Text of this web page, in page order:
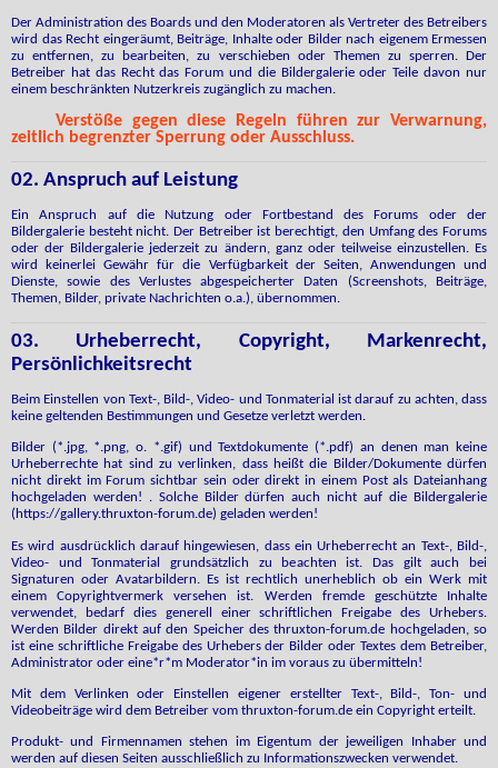
Der Administration des Boards und den Moderatoren als Vertreter des Betreibers
wird das Recht eingeräumt, Beiträge, Inhalte oder Bilder nach eigenem Ermessen
zu entfernen, zu bearbeiten, zu verschieben oder Themen zu sperren. Der
Betreiber hat das Recht das Forum und die Bildergalerie oder Teile davon nur
einem beschränkten Nutzerkreis zugänglich zu machen.
Verstöße gegen diese Regeln führen zur Verwarnung,
zeitlich begrenzter Sperrung oder Ausschluss.
02. Anspruch auf Leistung
Ein Anspruch auf die Nutzung oder Fortbestand des Forums oder der
Bildergalerie besteht nicht. Der Betreiber ist berechtigt, den Umfang des Forums
oder der Bildergalerie jederzeit zu ändern, ganz oder teilweise einzustellen. Es
wird keinerlei Gewähr für die Verfügbarkeit der Seiten, Anwendungen und
Dienste, sowie des Verlustes abgespeicherter Daten (Screenshots, Beiträge,
Themen, Bilder, private Nachrichten o.a.), übernommen.
03. Urheberrecht, Copyright, Markenrecht,
Persönlichkeitsrecht
Beim Einstellen von Text-, Bild-, Video- und Tonmaterial ist darauf zu achten, dass
keine geltenden Bestimmungen und Gesetze verletzt werden.
Bilder (*.jpg, *.png, o. *.gif) und Textdokumente (*.pdf) an denen man keine
Urheberrechte hat sind zu verlinken, dass heißt die Bilder/Dokumente dürfen
nicht direkt im Forum sichtbar sein oder direkt in einem Post als Dateianhang
hochgeladen werden! . Solche Bilder dürfen auch nicht auf die Bildergalerie
(https://gallery.thruxton-forum.de) geladen werden!
Es wird ausdrücklich darauf hingewiesen, dass ein Urheberrecht an Text-, Bild-,
Video- und Tonmaterial grundsätzlich zu beachten ist. Das gilt auch bei
Signaturen oder Avatarbildern. Es ist rechtlich unerheblich ob ein Werk mit
einem Copyrightvermerk versehen ist. Werden fremde geschützte Inhalte
verwendet, bedarf dies generell einer schriftlichen Freigabe des Urhebers.
Werden Bilder direkt auf den Speicher des thruxton-forum.de hochgeladen, so
ist eine schriftliche Freigabe des Urhebers der Bilder oder Textes dem Betreiber,
Administrator oder eine*r*m Moderator*in im voraus zu übermitteln!
Mit dem Verlinken oder Einstellen eigener erstellter Text-, Bild-, Ton- und
Videobeiträge wird dem Betreiber vom thruxton-forum.de ein Copyright erteilt.
Produkt- und Firmennamen stehen im Eigentum der jeweiligen Inhaber und
werden auf diesen Seiten ausschließlich zu Informationszwecken verwendet.